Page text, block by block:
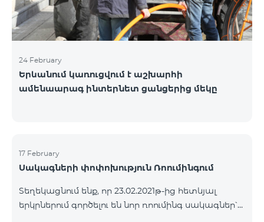
24 February
Երևանում կառուցվում է աշխարհի
ամենաարագ ինտերնետ ցանցերից մեկը
17 February
Սակագների փոփոխություն Ռոումինգում
Տեղեկացնում ենք, որ 23.02.2021թ-ից հետևյալ
երկրներում գործելու են նոր ռոումինգ սակագներ՝